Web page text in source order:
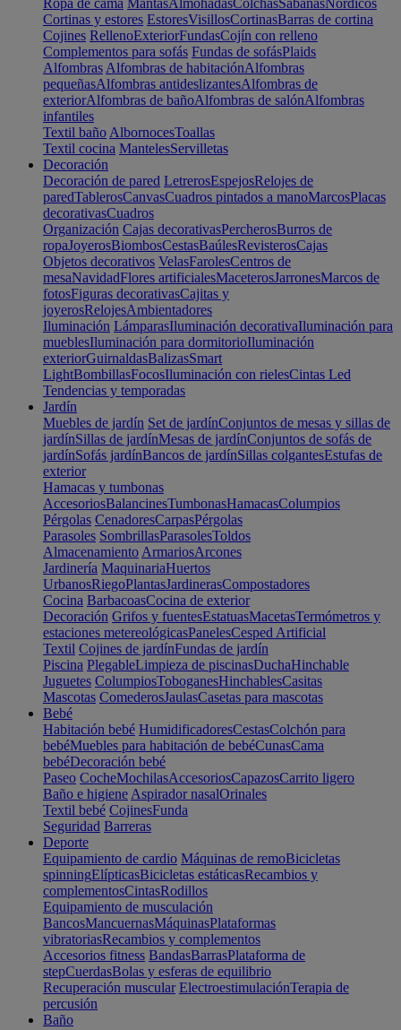
Ropa de cama MantasAlmohadasColchasSábanasNórdicos
Cortinas y estores EstoresVisillosCortinasBarras de cortina
Cojines RellenoExteriorFundasCojín con relleno
Complementos para sofás Fundas de sofásPlaids
Alfombras Alfombras de habitaciónAlfombras
pequeñasAlfombras antideslizantesAlfombras de
exteriorAlfombras de bañoAlfombras de salónAlfombras
infantiles
Textil baño AlbornocesToallas
Textil cocina MantelesServilletas
Decoración
Decoración de pared LetrerosEspejosRelojes de
paredTablerosCanvasCuadros pintados a manoMarcosPlacas
decorativasCuadros
Organización Cajas decorativasPercherosBurros de
ropaJoyerosBiombosCestasBaúlesRevisterosCajas
Objetos decorativos VelasFarolesCentros de
mesaNavidadFlores artificialesMaceterosJarronesMarcos de
fotosFiguras decorativasCajitas y
joyerosRelojesAmbientadores
Iluminación LámparasIluminación decorativaIluminación para
mueblesIluminación para dormitorioIluminación
exteriorGuirnaldasBalizasSmart
LightBombillasFocosIluminación con rielesCintas Led
Tendencias y temporadas
Jardín
Muebles de jardín Set de jardínConjuntos de mesas y sillas de
jardínSillas de jardínMesas de jardínConjuntos de sofás de
jardínSofás jardínBancos de jardínSillas colgantesEstufas de
exterior
Hamacas y tumbonas
AccesoriosBalancinesTumbonasHamacasColumpios
Pérgolas CenadoresCarpasPérgolas
Parasoles SombrillasParasolesToldos
Almacenamiento ArmariosArcones
Jardinería MaquinariaHuertos
UrbanosRiegoPlantasJardinerasCompostadores
Cocina BarbacoasCocina de exterior
Decoración Grifos y fuentesEstatuasMacetasTermómetros y
estaciones metereológicasPanelesCesped Artificial
Textil Cojines de jardínFundas de jardín
Piscina PlegableLimpieza de piscinasDuchaHinchable
Juguetes ColumpiosToboganesHinchablesCasitas
Mascotas ComederosJaulasCasetas para mascotas
Bebé
Habitación bebé HumidificadoresCestasColchón para
bebéMuebles para habitación de bebéCunasCama
bebéDecoración bebé
Paseo CocheMochilasAccesoriosCapazosCarrito ligero
Baño e higiene Aspirador nasalOrinales
Textil bebé CojinesFunda
Seguridad Barreras
Deporte
Equipamiento de cardio Máquinas de remoBicicletas
spinningElípticasBicicletas estáticasRecambios y
complementosCintasRodillos
Equipamiento de musculación
BancosMancuernasMáquinasPlataformas
vibratoriasRecambios y complementos
Accesorios fitness BandasBarrasPlataforma de
stepCuerdasBolas y esferas de equilibrio
Recuperación muscular ElectroestimulaciónTerapia de
percusión
Baño